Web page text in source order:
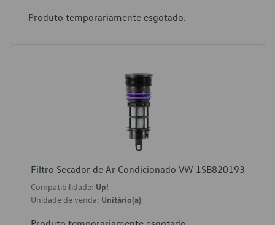
Produto temporariamente esgotado.
Filtro Secador de Ar Condicionado VW 1SB820193
Compatibilidade: Up!
Unidade de venda: Unitário(a)